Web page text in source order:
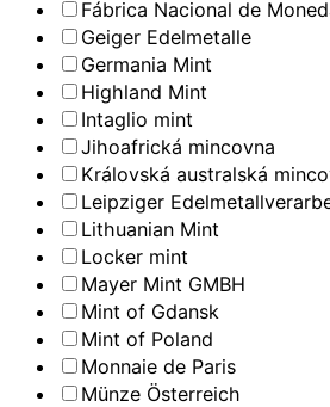
Fábrica Nacional de
Geiger Edelmetalle
Germania Mint
Highland Mint
Intaglio mint
Jihoafrická mincovna
Královská australská
Leipziger
Lithuanian Mint
Locker mint
Mayer Mint GMBH
Mint of Gdansk
Mint of Poland
Monnaie de Paris
Münze Österreich